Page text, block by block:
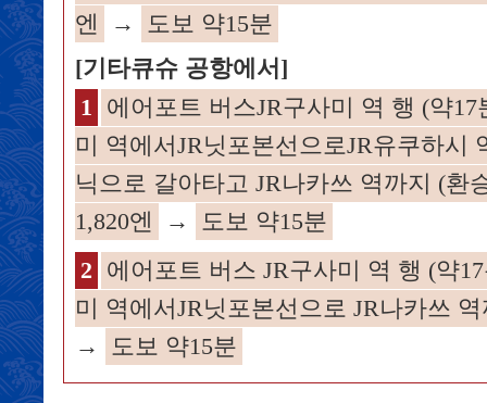
엔
→
도보 약15분
[기타큐슈 공항에서]
1
에어포트 버스JR구사미 역 행 (약17
미 역에서JR닛포본선으로JR유쿠하시
닉으로 갈아타고 JR나카쓰 역까지 (환
1,820엔
→
도보 약15분
2
에어포트 버스 JR구사미 역 행 (약
미 역에서JR닛포본선으로 JR나카쓰
→
도보 약15분